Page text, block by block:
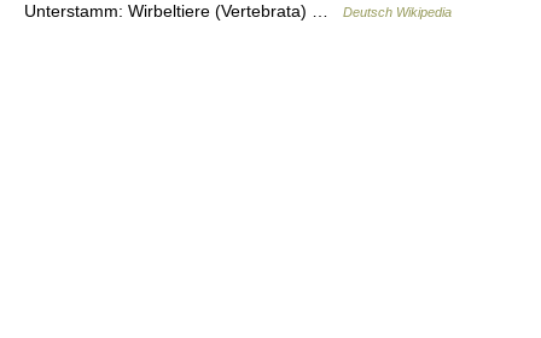
Unterstamm: Wirbeltiere (Vertebrata) …
Deutsch Wikipedia